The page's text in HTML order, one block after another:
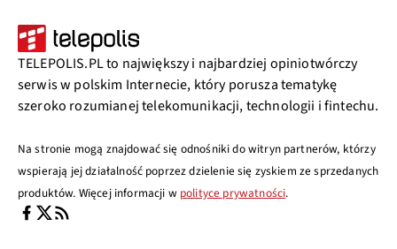
TELEPOLIS.PL to największy i najbardziej opiniotwórczy
serwis w polskim Internecie, który porusza tematykę
szeroko rozumianej telekomunikacji, technologii i fintechu.
Na stronie mogą znajdować się odnośniki do witryn partnerów, którzy
wspierają jej działalność poprzez dzielenie się zyskiem ze sprzedanych
produktów. Więcej informacji w polityce prywatności.